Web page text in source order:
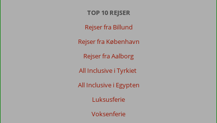
TOP 10 REJSER
Rejser fra Billund
Rejser fra København
Rejser fra Aalborg
All Inclusive i Tyrkiet
All Inclusive i Egypten
Luksusferie
Voksenferie